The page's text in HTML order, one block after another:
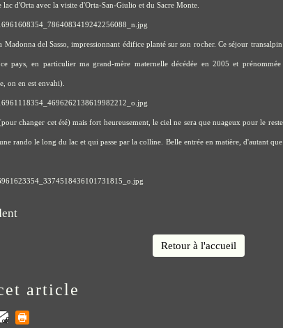
lac d'Orta avec la visite d'Orta-San-Giulio et du Sacre Monte.
Madonna del Sasso, impressionnant édifice planté sur son rocher. Ce séjour
pays, en particulier ma grand-mère maternelle décédée en 2005 et
on en est envahi).
changer cet été) mais fort heureusement, le ciel ne sera que nuageux pour le
rando le long du lac et qui passe par la colline. Belle entrée en matière, d'autant
Retour à l'accueil
article